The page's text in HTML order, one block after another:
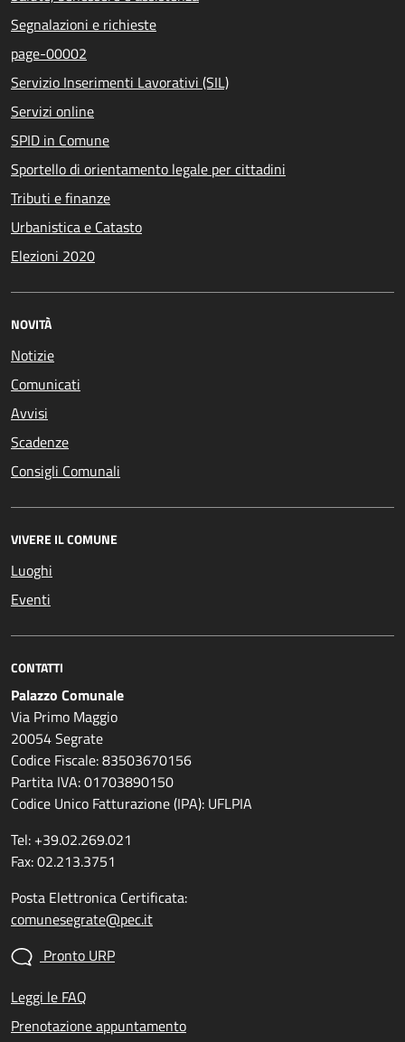
Segnalazioni e richieste
page-00002
Servizio Inserimenti Lavorativi (SIL)
Servizi online
SPID in Comune
Sportello di orientamento legale per cittadini
Tributi e finanze
Urbanistica e Catasto
Elezioni 2020
NOVITÀ
Notizie
Comunicati
Avvisi
Scadenze
Consigli Comunali
VIVERE IL COMUNE
Luoghi
Eventi
CONTATTI
Palazzo Comunale
Via Primo Maggio
20054 Segrate
Codice Fiscale: 83503670156
Partita IVA: 01703890150
Codice Unico Fatturazione (IPA): UFLPIA
Tel: +39.02.269.021
Fax: 02.213.3751
Posta Elettronica Certificata:
comunesegrate@pec.it
Pronto URP
Leggi le FAQ
Prenotazione appuntamento